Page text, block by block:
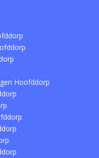
Hoofddorp